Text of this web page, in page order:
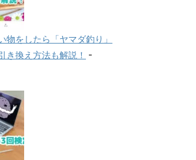
物をしたら「ヤマダ釣り」
き換え方法も解説！ -